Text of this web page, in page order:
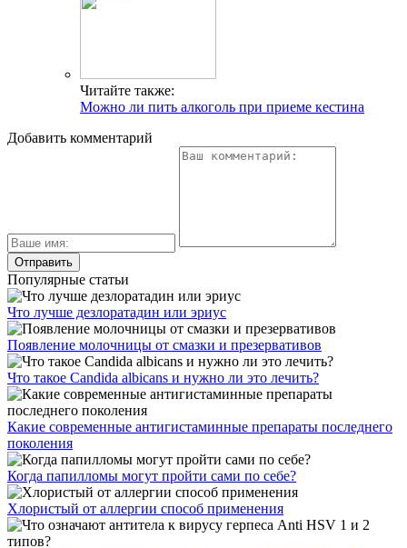
Читайте также:
Можно ли пить алкоголь при приеме кестина
Добавить комментарий
Популярные статьи
Что лучше дезлоратадин или эриус
Появление молочницы от смазки и презервативов
Что такое Candida albicans и нужно ли это лечить?
Какие современные антигистаминные препараты последнего
поколения
Когда папилломы могут пройти сами по себе?
Хлористый от аллергии способ применения